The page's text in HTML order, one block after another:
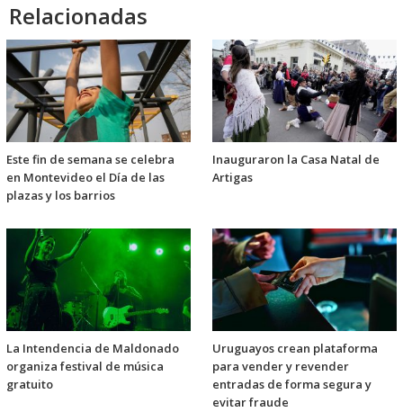
Relacionadas
Este fin de semana se celebra
en Montevideo el Día de las
plazas y los barrios
Inauguraron la Casa Natal de
Artigas
La Intendencia de Maldonado
organiza festival de música
gratuito
Uruguayos crean plataforma
para vender y revender
entradas de forma segura y
evitar fraude